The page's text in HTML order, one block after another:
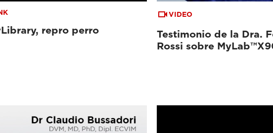
repro perro
VIDEO
Testimonio de la Dra.
Rossi sobre